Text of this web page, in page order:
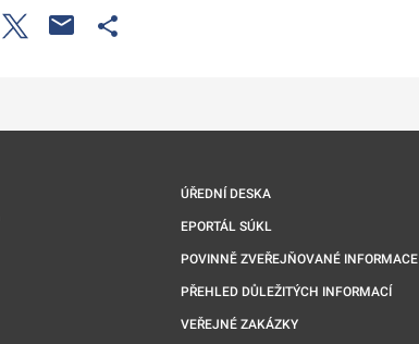
otevře na nové kartě
se otevře na nové kartě
Odkaz se otevře na nové kartě
ÚŘEDNÍ DESKA
EPORTÁL SÚKL
POVINNĚ ZVEŘEJŇOVANÉ INFORMACE
PŘEHLED DŮLEŽITÝCH INFORMACÍ
VEŘEJNÉ ZAKÁZKY